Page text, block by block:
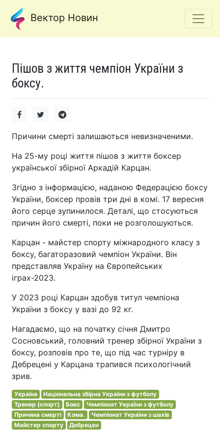
Вектор Новин
Пішов з життя чемпіон України з
боксу.
Причини смерті залишаються невизначеними.
На 25-му році життя пішов з життя боксер
української збірної Аркадій Карцан.
Згідно з інформацією, наданою Федерацією боксу
України, боксер провів три дні в комі. 17 вересня
його серце зупинилося. Деталі, що стосуються
причин його смерті, поки не розголошуються.
Карцан - майстер спорту міжнародного класу з
боксу, багаторазовий чемпіон України. Він
представляв Україну на Європейських
іграх-2023.
У 2023 році Карцан здобув титул чемпіона
України з боксу у вазі до 92 кг.
Нагадаємо, що на початку січня Дмитро
Сосновський, головний тренер збірної України з
боксу, розповів про те, що під час турніру в
Дебрецені у Карцана трапився психологічний
зрив.
Україна
Національна збірна України з футболу
Тренер (спорт)
Бокс
Чемпіонат України з футболу
Причина смерті
Кома.
Чемпіонат України з шахів
Майстер спорту
Дебрецен